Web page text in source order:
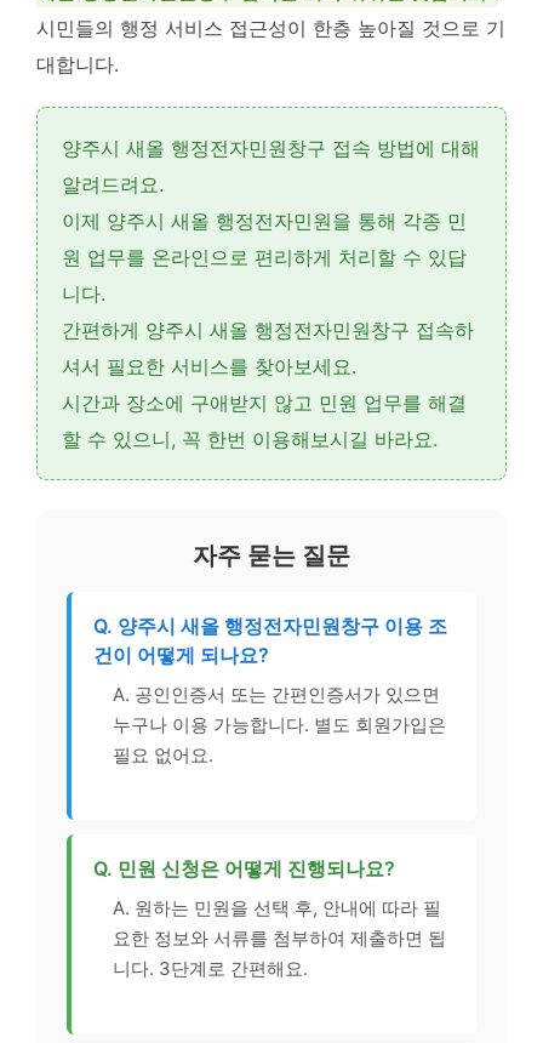
시민들의 행정 서비스 접근성이 한층 높아질 것으로 기
대합니다.
양주시 새올 행정전자민원창구 접속 방법에 대해
알려드려요.
이제 양주시 새올 행정전자민원을 통해 각종 민
원 업무를 온라인으로 편리하게 처리할 수 있답
니다.
간편하게 양주시 새올 행정전자민원창구 접속하
셔서 필요한 서비스를 찾아보세요.
시간과 장소에 구애받지 않고 민원 업무를 해결
할 수 있으니, 꼭 한번 이용해보시길 바라요.
자주 묻는 질문
Q. 양주시 새올 행정전자민원창구 이용 조
건이 어떻게 되나요?
A. 공인인증서 또는 간편인증서가 있으면
누구나 이용 가능합니다. 별도 회원가입은
필요 없어요.
Q. 민원 신청은 어떻게 진행되나요?
A. 원하는 민원을 선택 후, 안내에 따라 필
요한 정보와 서류를 첨부하여 제출하면 됩
니다. 3단계로 간편해요.